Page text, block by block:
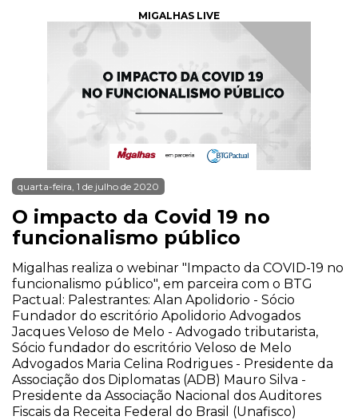
MIGALHAS LIVE
quarta-feira, 1 de julho de 2020
O impacto da Covid 19 no
funcionalismo público
Migalhas realiza o webinar "Impacto da COVID-19 no
funcionalismo público", em parceira com o BTG
Pactual: Palestrantes: Alan Apolidorio - Sócio
Fundador do escritório Apolidorio Advogados
Jacques Veloso de Melo - Advogado tributarista,
Sócio fundador do escritório Veloso de Melo
Advogados Maria Celina Rodrigues - Presidente da
Associação dos Diplomatas (ADB) Mauro Silva -
Presidente da Associação Nacional dos Auditores
Fiscais da Receita Federal do Brasil (Unafisco)